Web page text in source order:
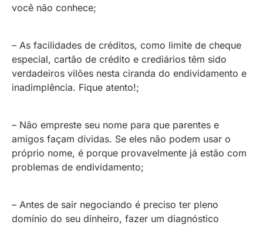
você não conhece;
– As facilidades de créditos, como limite de cheque
especial, cartão de crédito e crediários têm sido
verdadeiros vilões nesta ciranda do endividamento e
inadimplência. Fique atento!;
– Não empreste seu nome para que parentes e
amigos façam dívidas. Se eles não podem usar o
próprio nome, é porque provavelmente já estão com
problemas de endividamento;
– Antes de sair negociando é preciso ter pleno
domínio do seu dinheiro, fazer um diagnóstico